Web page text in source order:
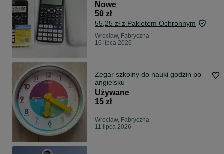
Nowe
50 zł
55,25 zł z Pakietem Ochronnym
Wrocław, Fabryczna
16 lipca 2026
Zegar szkolny do nauki godzin po
angielsku
Używane
15 zł
Wrocław, Fabryczna
11 lipca 2026